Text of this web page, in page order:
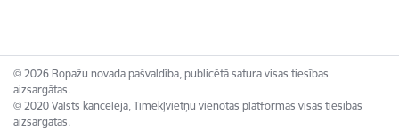
© 2026 Ropažu novada pašvaldība, publicētā satura visas tiesības
aizsargātas.
© 2020 Valsts kanceleja, Tīmekļvietņu vienotās platformas visas tiesības
aizsargātas.